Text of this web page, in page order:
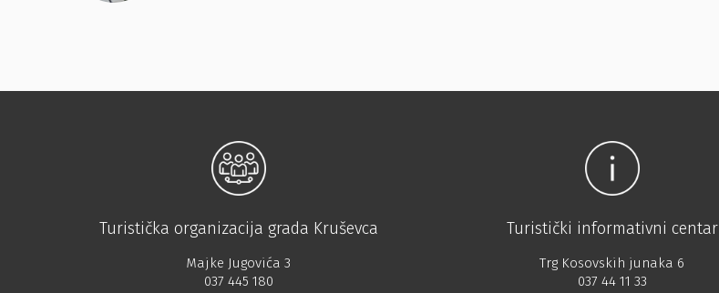
Turistička organizacija grada Kruševca
Majke Jugovića 3
037 445 180
Turistički informativni centar
Trg Kosovskih junaka 6
037 44 11 33